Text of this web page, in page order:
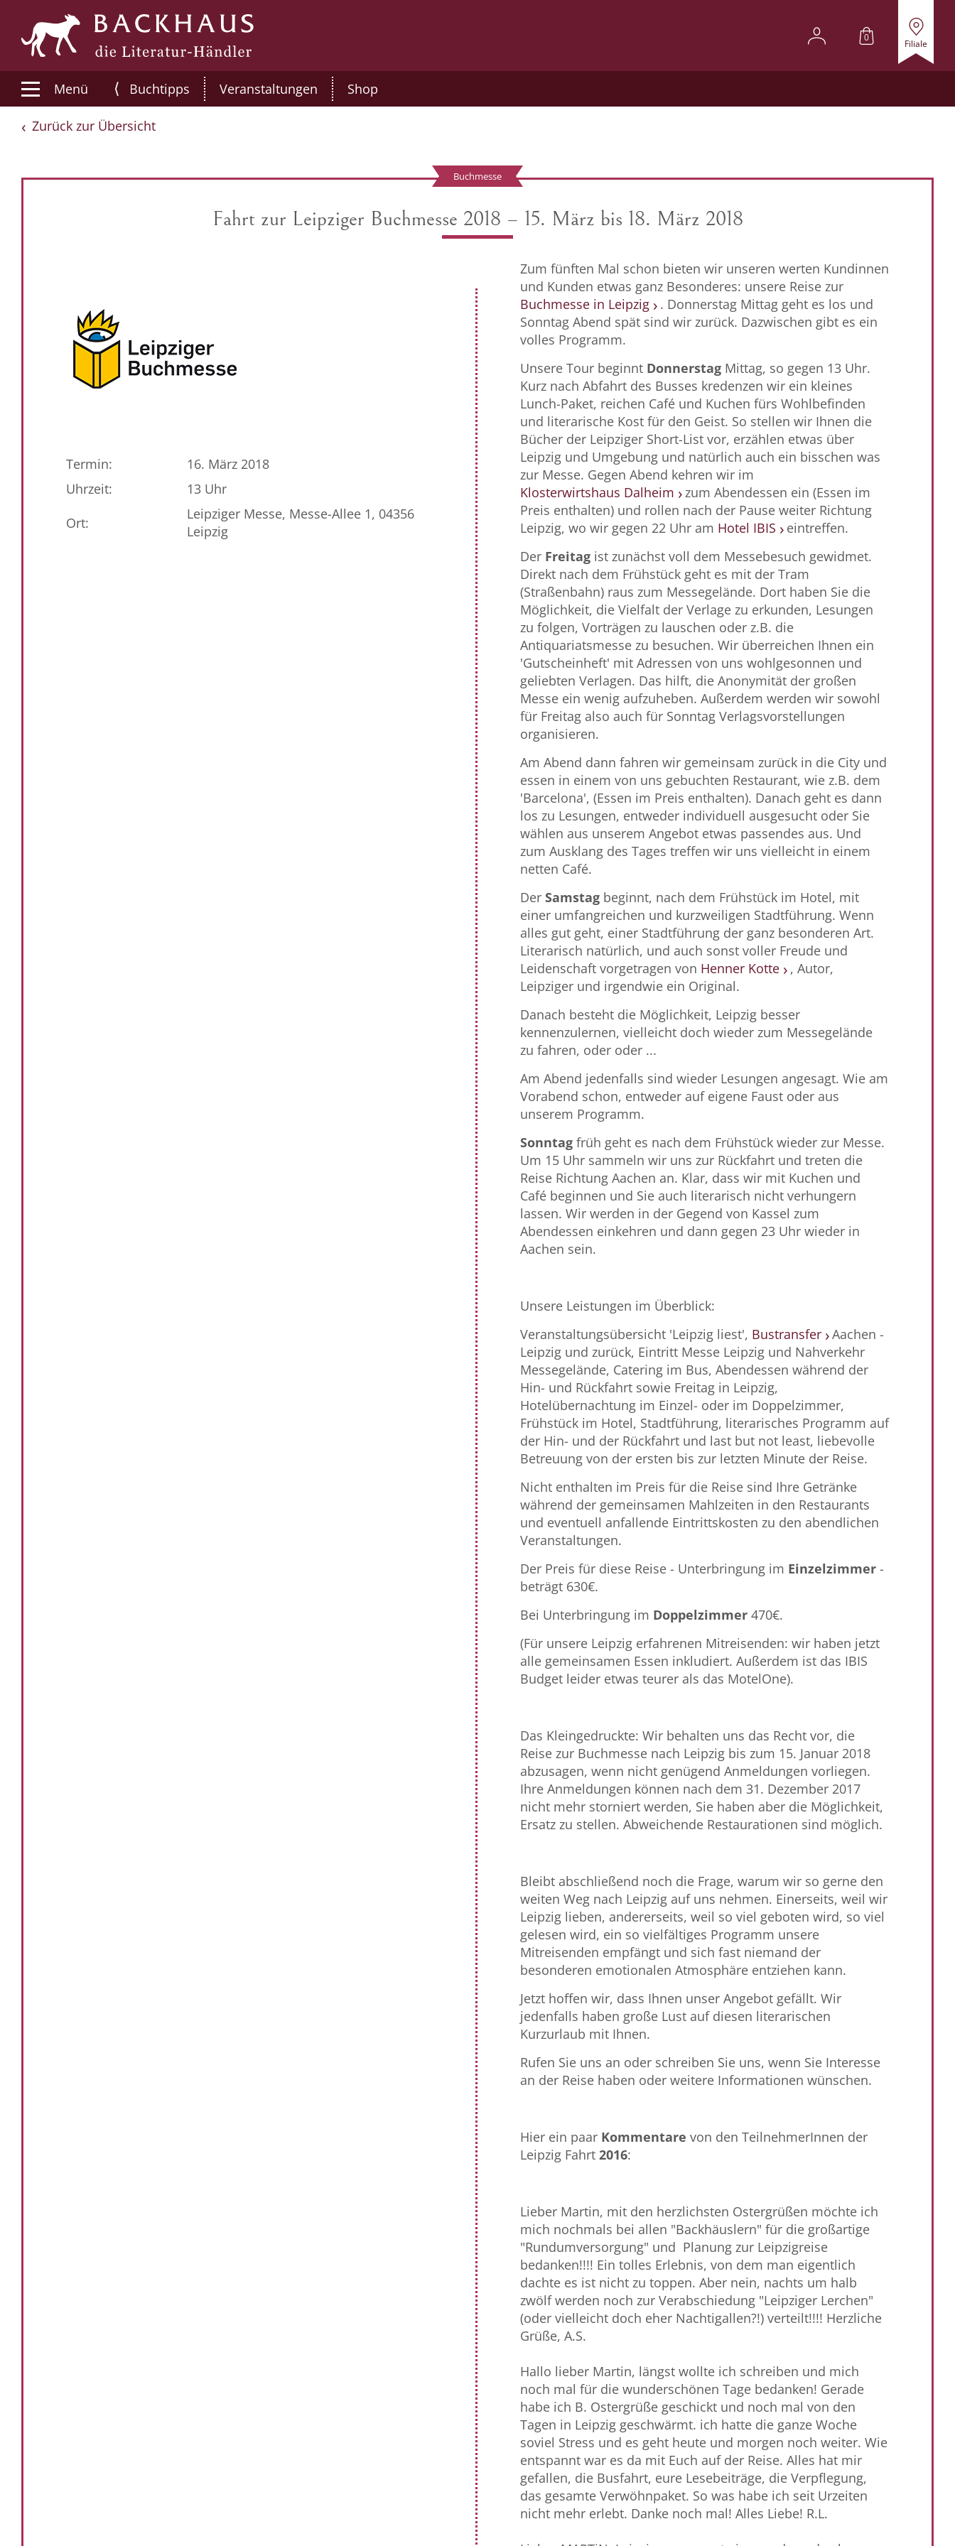
0
Filiale
Menü ⟨ Buchtipps Veranstaltungen Shop
Zurück zur Übersicht
Buchmesse
Fahrt zur Leipziger Buchmesse 2018 – 15. März bis 18. März 2018
Termin:
16. März 2018
Uhrzeit:
13 Uhr
Ort:
Leipziger Messe, Messe-Allee 1, 04356
Leipzig
Zum fünften Mal schon bieten wir unseren werten Kundinnen
und Kunden etwas ganz Besonderes: unsere Reise zur
Buchmesse in Leipzig
. Donnerstag Mittag geht es los und
Sonntag Abend spät sind wir zurück. Dazwischen gibt es ein
volles Programm.
Unsere Tour beginnt Donnerstag Mittag, so gegen 13 Uhr.
Kurz nach Abfahrt des Busses kredenzen wir ein kleines
Lunch-Paket, reichen Café und Kuchen fürs Wohlbefinden
und literarische Kost für den Geist. So stellen wir Ihnen die
Bücher der Leipziger Short-List vor, erzählen etwas über
Leipzig und Umgebung und natürlich auch ein bisschen was
zur Messe. Gegen Abend kehren wir im
Klosterwirtshaus Dalheim
zum Abendessen ein (Essen im
Preis enthalten) und rollen nach der Pause weiter Richtung
Leipzig, wo wir gegen 22 Uhr am Hotel IBIS
eintreffen.
Der Freitag ist zunächst voll dem Messebesuch gewidmet.
Direkt nach dem Frühstück geht es mit der Tram
(Straßenbahn) raus zum Messegelände. Dort haben Sie die
Möglichkeit, die Vielfalt der Verlage zu erkunden, Lesungen
zu folgen, Vorträgen zu lauschen oder z.B. die
Antiquariatsmesse zu besuchen. Wir überreichen Ihnen ein
'Gutscheinheft' mit Adressen von uns wohlgesonnen und
geliebten Verlagen. Das hilft, die Anonymität der großen
Messe ein wenig aufzuheben. Außerdem werden wir sowohl
für Freitag also auch für Sonntag Verlagsvorstellungen
organisieren.
Am Abend dann fahren wir gemeinsam zurück in die City und
essen in einem von uns gebuchten Restaurant, wie z.B. dem
'Barcelona', (Essen im Preis enthalten). Danach geht es dann
los zu Lesungen, entweder individuell ausgesucht oder Sie
wählen aus unserem Angebot etwas passendes aus. Und
zum Ausklang des Tages treffen wir uns vielleicht in einem
netten Café.
Der Samstag beginnt, nach dem Frühstück im Hotel, mit
einer umfangreichen und kurzweiligen Stadtführung. Wenn
alles gut geht, einer Stadtführung der ganz besonderen Art.
Literarisch natürlich, und auch sonst voller Freude und
Leidenschaft vorgetragen von Henner Kotte
, Autor,
Leipziger und irgendwie ein Original.
Danach besteht die Möglichkeit, Leipzig besser
kennenzulernen, vielleicht doch wieder zum Messegelände
zu fahren, oder oder ...
Am Abend jedenfalls sind wieder Lesungen angesagt. Wie am
Vorabend schon, entweder auf eigene Faust oder aus
unserem Programm.
Sonntag früh geht es nach dem Frühstück wieder zur Messe.
Um 15 Uhr sammeln wir uns zur Rückfahrt und treten die
Reise Richtung Aachen an. Klar, dass wir mit Kuchen und
Café beginnen und Sie auch literarisch nicht verhungern
lassen. Wir werden in der Gegend von Kassel zum
Abendessen einkehren und dann gegen 23 Uhr wieder in
Aachen sein.
Unsere Leistungen im Überblick:
Veranstaltungsübersicht 'Leipzig liest', Bustransfer
Aachen -
Leipzig und zurück, Eintritt Messe Leipzig und Nahverkehr
Messegelände, Catering im Bus, Abendessen während der
Hin- und Rückfahrt sowie Freitag in Leipzig,
Hotelübernachtung im Einzel- oder im Doppelzimmer,
Frühstück im Hotel, Stadtführung, literarisches Programm auf
der Hin- und der Rückfahrt und last but not least, liebevolle
Betreuung von der ersten bis zur letzten Minute der Reise.
Nicht enthalten im Preis für die Reise sind Ihre Getränke
während der gemeinsamen Mahlzeiten in den Restaurants
und eventuell anfallende Eintrittskosten zu den abendlichen
Veranstaltungen.
Der Preis für diese Reise - Unterbringung im Einzelzimmer -
beträgt 630€.
Bei Unterbringung im Doppelzimmer 470€.
(Für unsere Leipzig erfahrenen Mitreisenden: wir haben jetzt
alle gemeinsamen Essen inkludiert. Außerdem ist das IBIS
Budget leider etwas teurer als das MotelOne).
Das Kleingedruckte: Wir behalten uns das Recht vor, die
Reise zur Buchmesse nach Leipzig bis zum 15. Januar 2018
abzusagen, wenn nicht genügend Anmeldungen vorliegen.
Ihre Anmeldungen können nach dem 31. Dezember 2017
nicht mehr storniert werden, Sie haben aber die Möglichkeit,
Ersatz zu stellen. Abweichende Restaurationen sind möglich.
Bleibt abschließend noch die Frage, warum wir so gerne den
weiten Weg nach Leipzig auf uns nehmen. Einerseits, weil wir
Leipzig lieben, andererseits, weil so viel geboten wird, so viel
gelesen wird, ein so vielfältiges Programm unsere
Mitreisenden empfängt und sich fast niemand der
besonderen emotionalen Atmosphäre entziehen kann.
Jetzt hoffen wir, dass Ihnen unser Angebot gefällt. Wir
jedenfalls haben große Lust auf diesen literarischen
Kurzurlaub mit Ihnen.
Rufen Sie uns an oder schreiben Sie uns, wenn Sie Interesse
an der Reise haben oder weitere Informationen wünschen.
Hier ein paar Kommentare von den TeilnehmerInnen der
Leipzig Fahrt 2016:
Lieber Martin, mit den herzlichsten Ostergrüßen möchte ich
mich nochmals bei allen "Backhäuslern" für die großartige
"Rundumversorgung" und Planung zur Leipzigreise
bedanken!!!! Ein tolles Erlebnis, von dem man eigentlich
dachte es ist nicht zu toppen. Aber nein, nachts um halb
zwölf werden noch zur Verabschiedung "Leipziger Lerchen"
(oder vielleicht doch eher Nachtigallen?!) verteilt!!!! Herzliche
Grüße, A.S.
Hallo lieber Martin, längst wollte ich schreiben und mich
noch mal für die wunderschönen Tage bedanken! Gerade
habe ich B. Ostergrüße geschickt und noch mal von den
Tagen in Leipzig geschwärmt. ich hatte die ganze Woche
soviel Stress und es geht heute und morgen noch weiter. Wie
entspannt war es da mit Euch auf der Reise. Alles hat mir
gefallen, die Busfahrt, eure Lesebeiträge, die Verpflegung,
das gesamte Verwöhnpaket. So was habe ich seit Urzeiten
nicht mehr erlebt. Danke noch mal! Alles Liebe! R.L.